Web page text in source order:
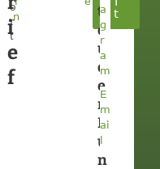
i
e
f
o
r
t
:
n
t
t
d
u
d
e
n
H
u
n
a
g
r
a
m
E
m
ai
l